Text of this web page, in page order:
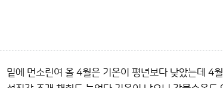
밑에 먼소린여 올 4월은 기온이 평년보다 낮았는데 4